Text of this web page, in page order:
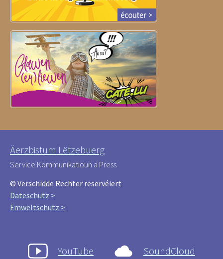
Äerzbistum Lëtzebuerg
Service Kommunikatioun a Press
© Verschidde Rechter reservéiert
Dateschutz >
Ëmweltschutz >
YouTube SoundCloud